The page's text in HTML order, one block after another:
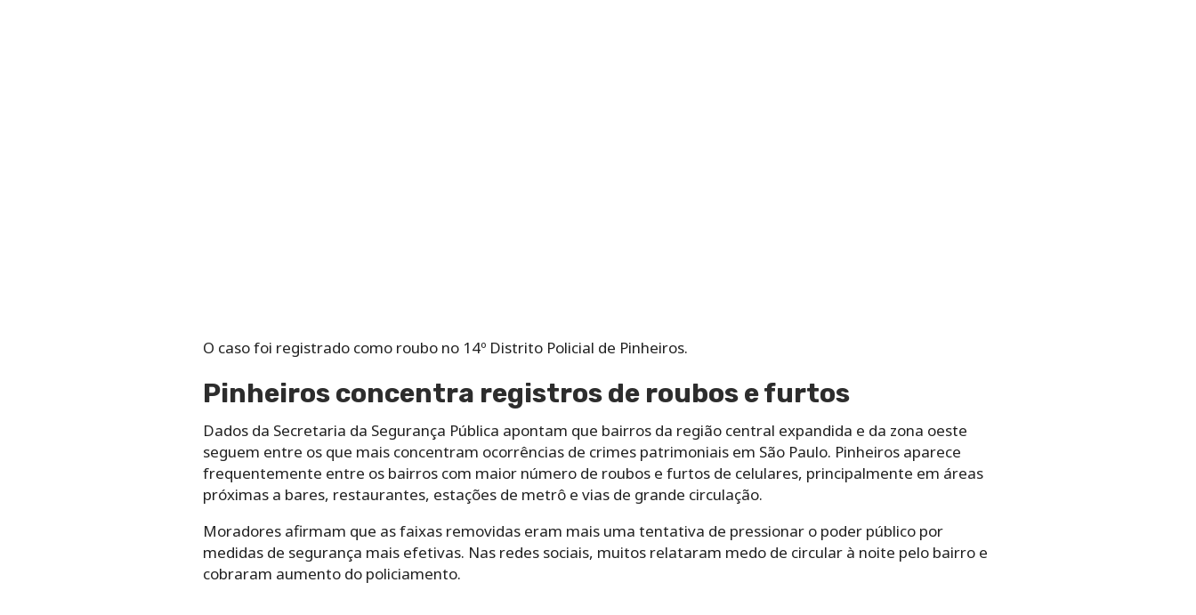
O caso foi registrado como roubo no 14º Distrito Policial de Pinheiros.
Pinheiros concentra registros de roubos e furtos
Dados da Secretaria da Segurança Pública apontam que bairros da região central expandida e da zona oeste
seguem entre os que mais concentram ocorrências de crimes patrimoniais em São Paulo. Pinheiros aparece
frequentemente entre os bairros com maior número de roubos e furtos de celulares, principalmente em áreas
próximas a bares, restaurantes, estações de metrô e vias de grande circulação.
Moradores afirmam que as faixas removidas eram mais uma tentativa de pressionar o poder público por
medidas de segurança mais efetivas. Nas redes sociais, muitos relataram medo de circular à noite pelo bairro e
cobraram aumento do policiamento.